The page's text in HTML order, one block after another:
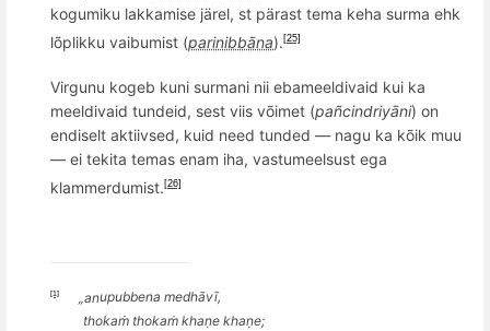
kogumiku lakkamise järel, st pärast tema keha surma ehk
lõplikku vaibumist (parinibbāna). [25]
Virgunu kogeb kuni surmani nii ebameeldivaid kui ka
meeldivaid tundeid, sest viis võimet (pañcindriyāni) on
endiselt aktiivsed, kuid need tunded — nagu ka kõik muu
— ei tekita temas enam iha, vastumeelsust ega
klammerdumist. [26]
[1] „anupubbena medhāvī,
thokaṁ thokaṁ khaṇe khaṇe;